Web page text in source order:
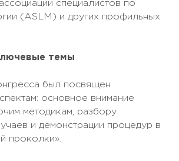
специалистов по
(ASLM) и других профильных
темы
был посвящен
основное внимание
методикам, разбору
и демонстрации процедур в
проколки».